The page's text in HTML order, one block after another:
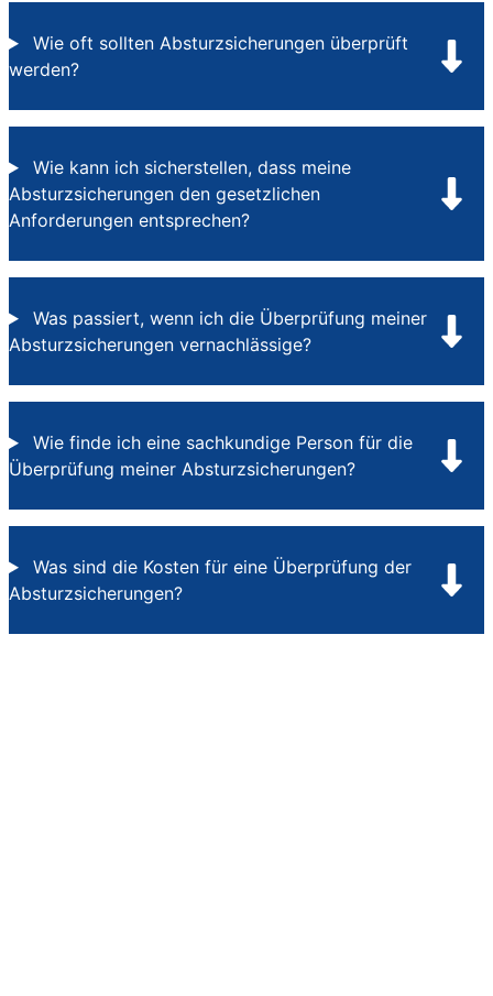
Wie oft sollten Absturzsicherungen überprüft
werden?
Wie kann ich sicherstellen, dass meine
Absturzsicherungen den gesetzlichen
Anforderungen entsprechen?
Was passiert, wenn ich die Überprüfung meiner
Absturzsicherungen vernachlässige?
Wie finde ich eine sachkundige Person für die
Überprüfung meiner Absturzsicherungen?
Was sind die Kosten für eine Überprüfung der
Absturzsicherungen?